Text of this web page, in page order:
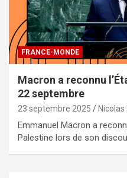
FRANCE-MONDE
Macron a reconnu
22 septembre
23 septembre 2025 Nicolas
Emmanuel Macron a
Palestine lors de son